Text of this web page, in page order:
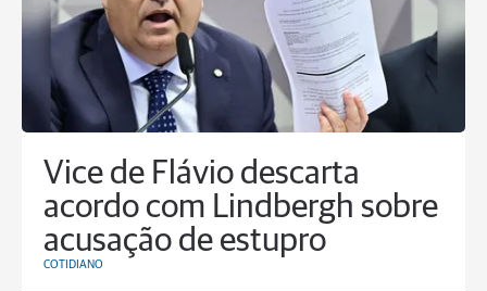
Vice de Flávio descarta
acordo com Lindbergh sobre
acusação de estupro
COTIDIANO